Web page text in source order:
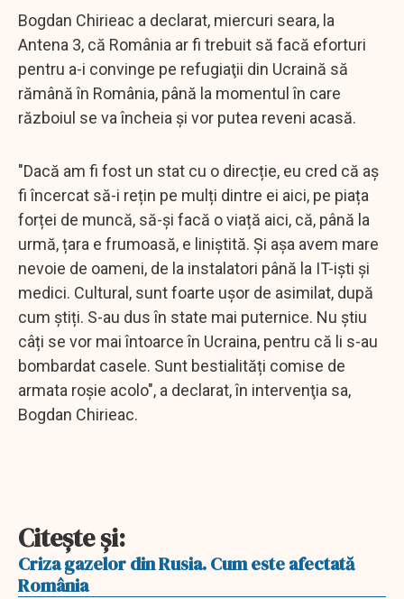
Bogdan Chirieac a declarat, miercuri seara, la
Antena 3, că România ar fi trebuit să facă eforturi
pentru a-i convinge pe refugiaţii din Ucraină să
rămână în România, până la momentul în care
războiul se va încheia şi vor putea reveni acasă.
"Dacă am fi fost un stat cu o direcție, eu cred că aș
fi încercat să-i rețin pe mulți dintre ei aici, pe piața
forței de muncă, să-și facă o viață aici, că, până la
urmă, țara e frumoasă, e liniștită. Și așa avem mare
nevoie de oameni, de la instalatori până la IT-iști și
medici. Cultural, sunt foarte ușor de asimilat, după
cum știți. S-au dus în state mai puternice. Nu știu
câți se vor mai întoarce în Ucraina, pentru că li s-au
bombardat casele. Sunt bestialități comise de
armata roșie acolo", a declarat, în intervenţia sa,
Bogdan Chirieac.
Citeşte şi:
Criza gazelor din Rusia. Cum este afectată
România